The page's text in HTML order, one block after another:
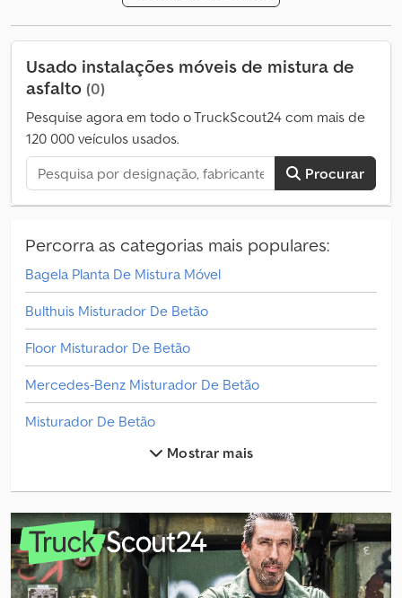
Usado instalações móveis de mistura de
asfalto (0)
Pesquise agora em todo o TruckScout24 com mais de
120 000 veículos usados.
Procurar
Percorra as categorias mais populares:
Bagela Planta De Mistura Móvel
Bulthuis Misturador De Betão
Floor Misturador De Betão
Mercedes-Benz Misturador De Betão
Misturador De Betão
Outros Maquinário De Construção
Outros Misturador De Betão
Outros Perfilhador De Asfalto
Outros Planta De Mistura Estacionária
Mostrar mais